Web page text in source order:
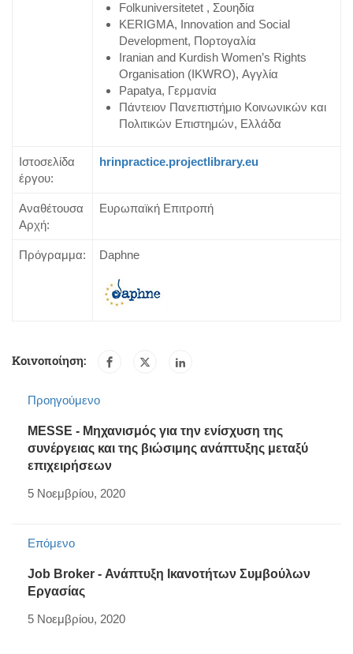
Folkuniversitetet , Σουηδία
KERIGMA, Innovation and Social
Development, Πορτογαλία
Iranian and Kurdish Women’s Rights
Organisation (IKWRO), Αγγλία
Papatya, Γερμανία
Πάντειον Πανεπιστήμιο Κοινωνικών και
Πολιτικών Επιστημών, Ελλάδα
Ιστοσελίδα
έργου:
hrinpractice.projectlibrary.eu
Αναθέτουσα
Αρχή:
Ευρωπαϊκή Επιτροπή
Πρόγραμμα: Daphne
Κοινοποίηση:
Προηγούμενο
MESSE - Μηχανισμός για την ενίσχυση της
συνέργειας και της βιώσιμης ανάπτυξης μεταξύ
επιχειρήσεων
5 Νοεμβρίου, 2020
Επόμενο
Job Broker - Ανάπτυξη Ικανοτήτων Συμβούλων
Εργασίας
5 Νοεμβρίου, 2020